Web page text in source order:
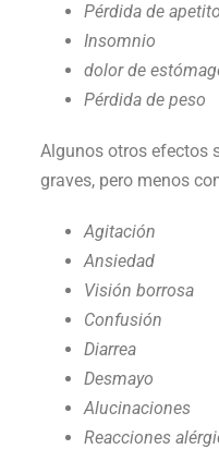
Pérdida de apetito
Insomnio
dolor de
Pérdida de peso
Algunos otros efectos
graves, pero menos
Agitación
Ansiedad
Visión borrosa
Confusión
Diarrea
Desmayo
Alucinaciones
Reacciones